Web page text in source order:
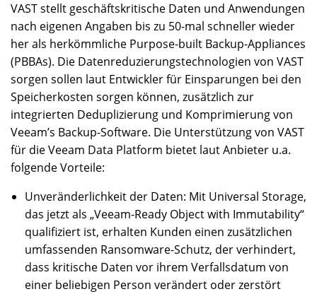
VAST stellt geschäftskritische Daten und Anwendungen
nach eigenen Angaben bis zu 50-mal schneller wieder
her als herkömmliche Purpose-built Backup-Appliances
(PBBAs). Die Datenreduzierungstechnologien von VAST
sorgen sollen laut Entwickler für Einsparungen bei den
Speicherkosten sorgen können, zusätzlich zur
integrierten Deduplizierung und Komprimierung von
Veeam’s Backup-Software. Die Unterstützung von VAST
für die Veeam Data Platform bietet laut Anbieter u.a.
folgende Vorteile:
Unveränderlichkeit der Daten: Mit Universal Storage,
das jetzt als „Veeam-Ready Object with Immutability“
qualifiziert ist, erhalten Kunden einen zusätzlichen
umfassenden Ransomware-Schutz, der verhindert,
dass kritische Daten vor ihrem Verfallsdatum von
einer beliebigen Person verändert oder zerstört